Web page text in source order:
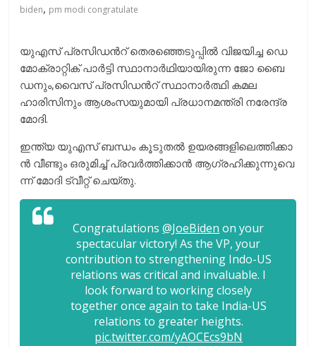
biden, pm modi congratulate
യു​എ​സ് പ്ര​സി​ഡ​ന്‍റ് തെ​ര​ഞ്ഞെ​ടു​പ്പി​ൽ വി​ജ​യി​ച്ച ഡെ​
മോ​ക്രാ​റ്റി​ക് പാ​ർ​ട്ടി സ്ഥാ​നാ​ർ​ഥി​യാ​യി​രു​ന്ന ജോ ​ബൈ​
ഡ​നും,വൈസ് പ്രസിഡൻറ് സ്ഥാനാർത്ഥി കമല
ഹാരിസിനും ആ​ശം​സ​യു​മാ​യി പ്ര​ധാ​ന​മ​ന്ത്രി ന​രേ​ന്ദ്ര
മോ​ദി.
ഇ​ന്ത്യ യു​എ​സ് ബ​ന്ധം കൂ​ടു​ത​ൽ ഉ​യ​ര​ങ്ങ​ളി​ലെ​ത്തി​ക്കാ​
ൻ വീ​ണ്ടും ഒ​രു​മി​ച്ച് പ്ര​വ​ർ​ത്തി​ക്കാ​ൻ ആ​ഗ്ര​ഹി​ക്കു​ന്നു​വെ​
ന്ന് മോ​ദി ട്വീ​റ്റ് ചെ​യ്തു.
Congratulations@JoeBiden on your
spectacular victory! As the VP, your
contribution to strengthening Indo-US
relations was critical and invaluable. I
look forward to working closely
together once again to take India-US
relations to greater heights.
pic.twitter.com/yAOCEcs9bN